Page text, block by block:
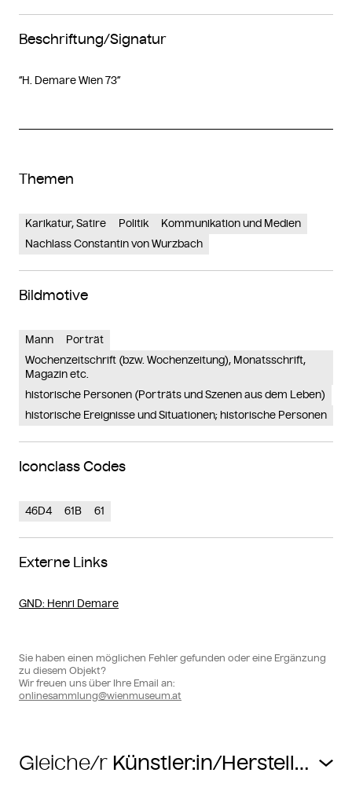
Beschriftung/Signatur
“H. Demare Wien 73”
Themen
Karikatur, Satire Politik
Kommunikation und Medien
Nachlass Constantin von Wurzbach
Bildmotive
Mann
Porträt
Wochenzeitschrift (bzw. Wochenzeitung), Monatsschrift,
Magazin etc.
historische Personen (Porträts und Szenen aus dem Leben)
historische Ereignisse und Situationen; historische Personen
Iconclass Codes
46D4 61B 61
Externe Links
GND: Henri Demare
Sie haben einen möglichen Fehler gefunden oder eine Ergänzung
zu diesem Objekt?
Wir freuen uns über Ihre Email an:
onlinesammlung@wienmuseum.at
Gleiche/r